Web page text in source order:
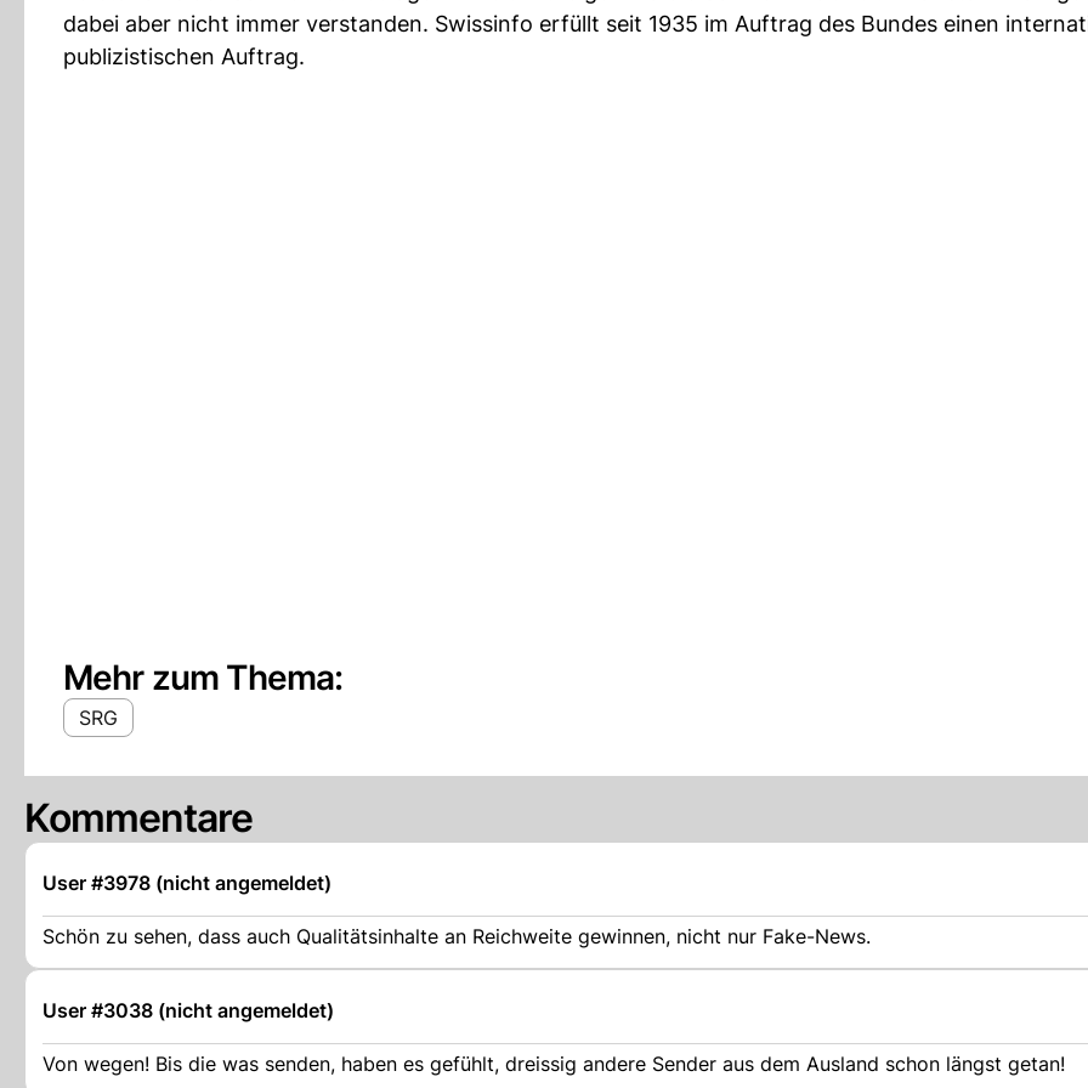
dabei aber nicht immer verstanden. Swissinfo erfüllt seit 1935 im Auftrag des Bundes einen
publizistischen Auftrag.
Mehr zum Thema:
SRG
Kommentare
User #3978 (nicht angemeldet)
Schön zu sehen, dass auch Qualitätsinhalte an Reichweite gewinnen, nicht nur Fake-News.
User #3038 (nicht angemeldet)
Von wegen! Bis die was senden, haben es gefühlt, dreissig andere Sender aus dem Ausland schon längst getan!